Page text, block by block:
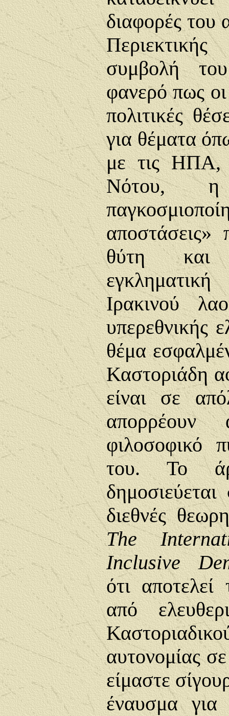
διαφορές του
συμβολή
φανερό πως
πολιτικές
για θέματα
με τις ΗΠΑ,
Νότου, η
αποστάσεις»
θύτη και
Ιρακινού
υπερεθνικής
θέμα
Καστοριάδη
είναι σε
φιλοσοφικό
του. Το
διεθνές
The
Inclusive
ότι
από
αυτονομίας
είμαστε
έναυσμα για